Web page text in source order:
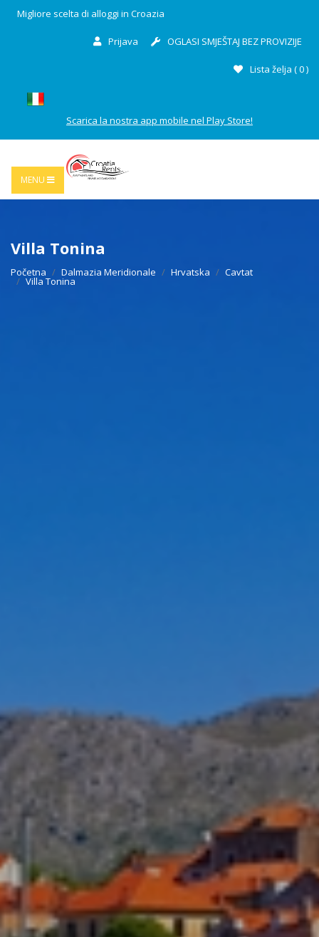
Migliore scelta di alloggi in Croazia
Prijava OGLASI SMJEŠTAJ BEZ PROVIZIJE
Lista želja (0)
Scarica la nostra app mobile nel Play Store!
MENU
Villa Tonina
Početna Dalmazia Meridionale Hrvatska Cavtat
Villa Tonina